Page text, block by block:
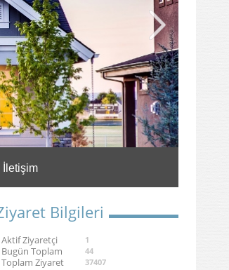
İletişim
Bilgileri
Aktif Ziyaretçi 1
Bugün Toplam 44
Toplam Ziyaret 37407